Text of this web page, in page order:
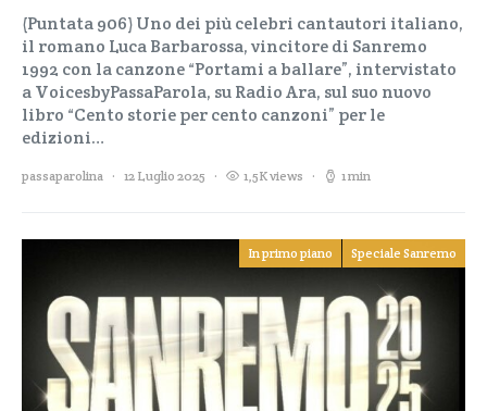
(Puntata 906) Uno dei più celebri cantautori italiano,
il romano Luca Barbarossa, vincitore di Sanremo
1992 con la canzone “Portami a ballare”, intervistato
a VoicesbyPassaParola, su Radio Ara, sul suo nuovo
libro “Cento storie per cento canzoni” per le
edizioni…
passaparolina 12 Luglio 2025 1,5K views 1 min
In primo piano Speciale Sanremo